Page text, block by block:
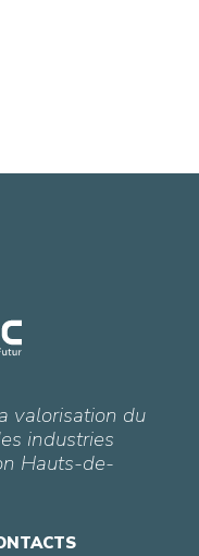
valorisation du
industries
Hauts-de-